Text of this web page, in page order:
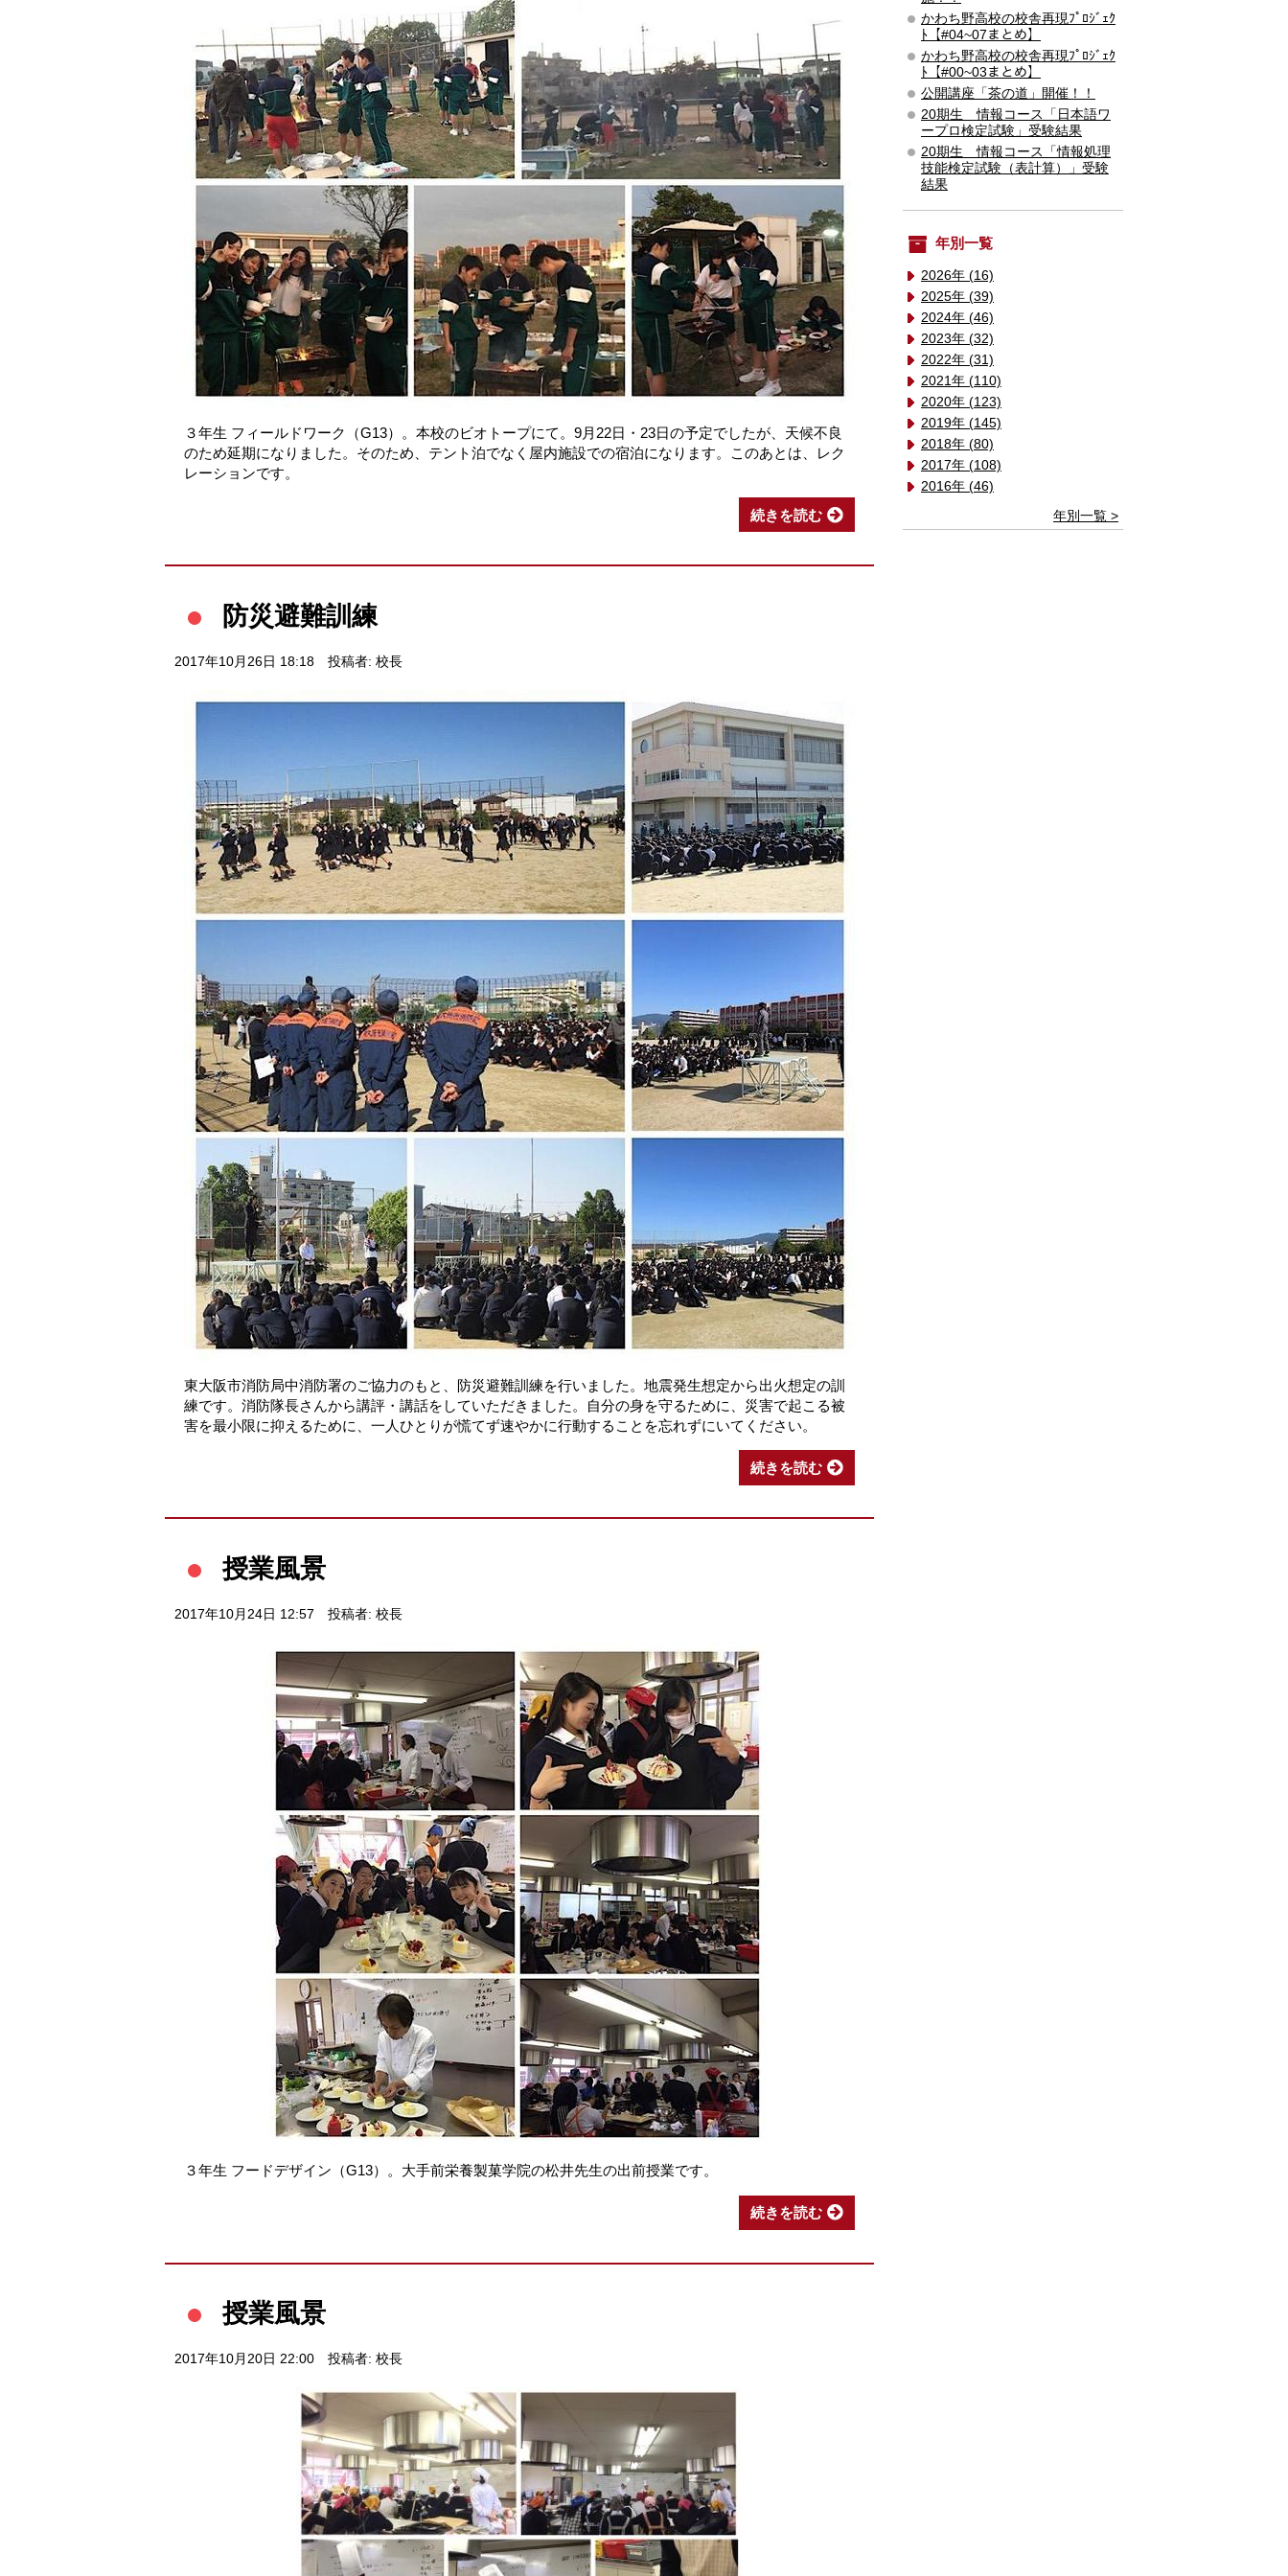
３年生 フィールドワーク（G13）。本校のビオトープにて。9月22日・23日の予定でしたが、天候不良
のため延期になりました。そのため、テント泊でなく屋内施設での宿泊になります。このあとは、レク
レーションです。
続きを読む
防災避難訓練
2017年10月26日 18:18 投稿者: 校長
東大阪市消防局中消防署のご協力のもと、防災避難訓練を行いました。地震発生想定から出火想定の訓
練です。消防隊長さんから講評・講話をしていただきました。自分の身を守るために、災害で起こる被
害を最小限に抑えるために、一人ひとりが慌てず速やかに行動することを忘れずにいてください。
続きを読む
授業風景
2017年10月24日 12:57 投稿者: 校長
３年生 フードデザイン（G13）。大手前栄養製菓学院の松井先生の出前授業です。
続きを読む
授業風景
2017年10月20日 22:00 投稿者: 校長
かわち野高校の校舎再現ﾌﾟﾛｼﾞｪｸ
ﾄ【#04~07まとめ】
かわち野高校の校舎再現ﾌﾟﾛｼﾞｪｸ
ﾄ【#00~03まとめ】
公開講座「茶の道」開催！！
20期生 情報コース「日本語ワ
ープロ検定試験」受験結果
20期生 情報コース「情報処理
技能検定試験（表計算）」受験
結果
年別一覧
2026年 (16)
2025年 (39)
2024年 (46)
2023年 (32)
2022年 (31)
2021年 (110)
2020年 (123)
2019年 (145)
2018年 (80)
2017年 (108)
2016年 (46)
年別一覧 >